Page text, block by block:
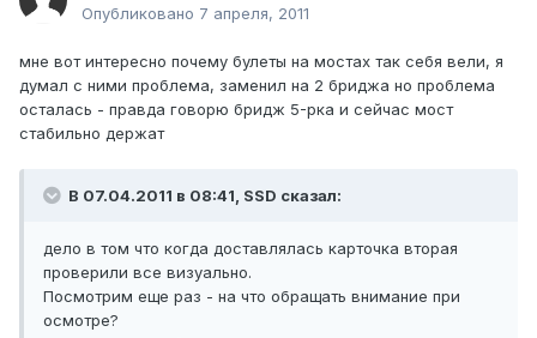
Опубликовано 7 апреля, 2011
мне вот интересно почему булеты на мостах так себя вели, я
думал с ними проблема, заменил на 2 бриджа но проблема
осталась - правда говорю бридж 5-рка и сейчас мост
стабильно держат
В 07.04.2011 в 08:41, SSD сказал:
дело в том что когда доставлялась карточка вторая
проверили все визуально.
Посмотрим еще раз - на что обращать внимание при
осмотре?